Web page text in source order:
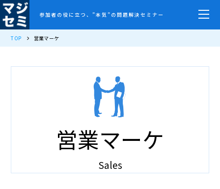
参加者の役に立つ、”本気”の問題解決セミナー
TOP 営業マーケ
営業マーケ
Sales